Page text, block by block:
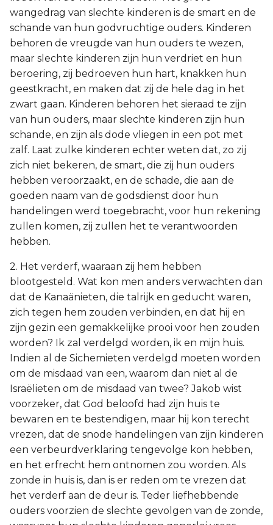
wangedrag van slechte kinderen is de smart en de
schande van hun godvruchtige ouders. Kinderen
behoren de vreugde van hun ouders te wezen,
maar slechte kinderen zijn hun verdriet en hun
beroering, zij bedroeven hun hart, knakken hun
geestkracht, en maken dat zij de hele dag in het
zwart gaan. Kinderen behoren het sieraad te zijn
van hun ouders, maar slechte kinderen zijn hun
schande, en zijn als dode vliegen in een pot met
zalf. Laat zulke kinderen echter weten dat, zo zij
zich niet bekeren, de smart, die zij hun ouders
hebben veroorzaakt, en de schade, die aan de
goeden naam van de godsdienst door hun
handelingen werd toegebracht, voor hun rekening
zullen komen, zij zullen het te verantwoorden
hebben.
2. Het verderf, waaraan zij hem hebben
blootgesteld. Wat kon men anders verwachten dan
dat de Kanaänieten, die talrijk en geducht waren,
zich tegen hem zouden verbinden, en dat hij en
zijn gezin een gemakkelijke prooi voor hen zouden
worden? Ik zal verdelgd worden, ik en mijn huis.
Indien al de Sichemieten verdelgd moeten worden
om de misdaad van een, waarom dan niet al de
Israëlieten om de misdaad van twee? Jakob wist
voorzeker, dat God beloofd had zijn huis te
bewaren en te bestendigen, maar hij kon terecht
vrezen, dat de snode handelingen van zijn kinderen
een verbeurdverklaring tengevolge kon hebben,
en het erfrecht hem ontnomen zou worden. Als
zonde in huis is, dan is er reden om te vrezen dat
het verderf aan de deur is. Teder liefhebbende
ouders voorzien de slechte gevolgen van de zonde,